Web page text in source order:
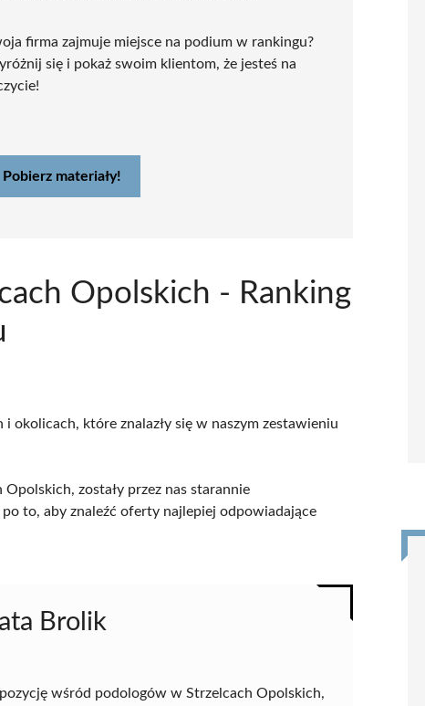
firma zajmuje miejsce na podium w rankingu?
się i pokaż swoim klientom, że jesteś na
Pobierz materiały!
Opolskich - Ranking
okolicach, które znalazły się w naszym zestawieniu
zostały przez nas starannie
to, aby znaleźć oferty najlepiej odpowiadające
Brolik
wśród podologów w Strzelcach Opolskich,